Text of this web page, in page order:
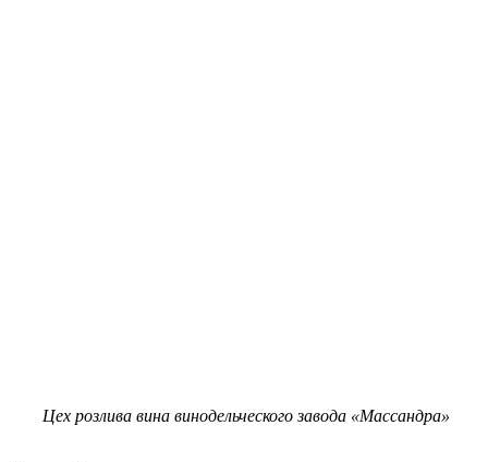
Цех розлива вина винодельческого завода «Массандра»